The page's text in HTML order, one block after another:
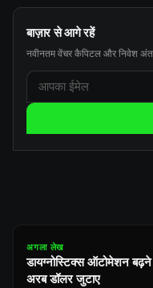
बाज़ार से आगे रहें
नवीनतम वेंचर कैपिटल और निवेश
अगला लेख
डायग्नोस्टिक्स ऑटोमेशन
अरब डॉलर जुटाए